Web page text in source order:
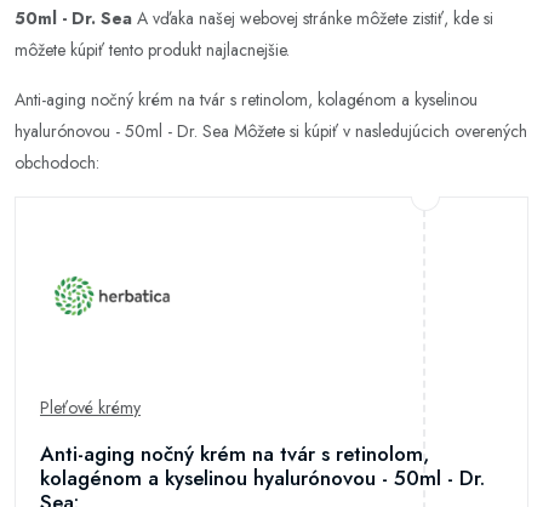
50ml - Dr. Sea A vďaka našej webovej stránke môžete zistiť, kde si
môžete kúpiť tento produkt najlacnejšie.
Anti-aging nočný krém na tvár s retinolom, kolagénom a kyselinou
hyalurónovou - 50ml - Dr. Sea Môžete si kúpiť v nasledujúcich overených
obchodoch:
Pleťové krémy
Anti-aging nočný krém na tvár s retinolom,
kolagénom a kyselinou hyalurónovou - 50ml - Dr.